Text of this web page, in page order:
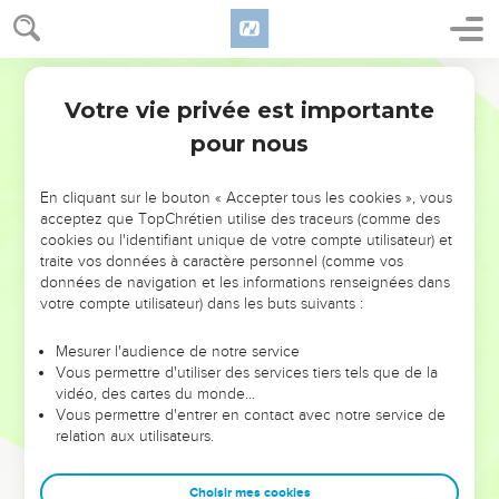
NE MANQUEZ PAS L’ÉVÉNEMENT
DE L’ANNÉE !
ET SI LEURS ERREURS POUVAIENT VOUS ÉVITER LES
VOTRES ?
leur foi ou leur vision. Mais on voit moins les doutes, les erreurs
et les saisons difficiles qu'ils ont traversés, alors même que ce
sont elles qui les ont façonnés.
Dans cette conférence, leaders, entrepreneurs, et responsables
clés pour avancer avec plus de sagesse afin que leurs erreurs
Votre vie privée est importante
pour nous
En cliquant sur le bouton « Accepter tous les cookies », vous
acceptez que TopChrétien utilise des traceurs (comme des
cookies ou l'identifiant unique de votre compte utilisateur) et
traite vos données à caractère personnel (comme vos
données de navigation et les informations renseignées dans
votre compte utilisateur) dans les buts suivants :
Mesurer l'audience de notre service
Vous permettre d'utiliser des services tiers tels que de la
vidéo, des cartes du monde…
Vous permettre d'entrer en contact avec notre service de
relation aux utilisateurs.
Choisir mes cookies